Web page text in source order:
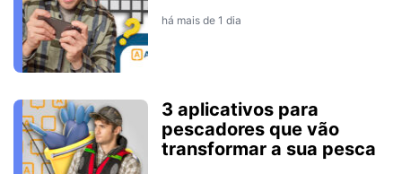
há mais de 1 dia
3 aplicativos para
pescadores que vão
transformar a sua pesca